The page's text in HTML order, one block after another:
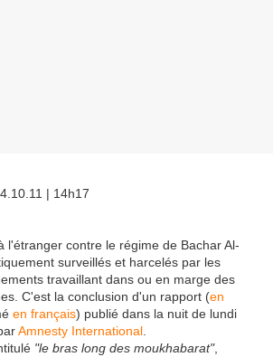
| 14h17
l'étranger contre le régime de Bachar Al-
surveillés et harcelés par les
travaillant dans ou en marge des
C'est la conclusion d'un rapport (en
en français) publié dans la nuit de lundi
Amnesty International
"le bras long des moukhabarat",